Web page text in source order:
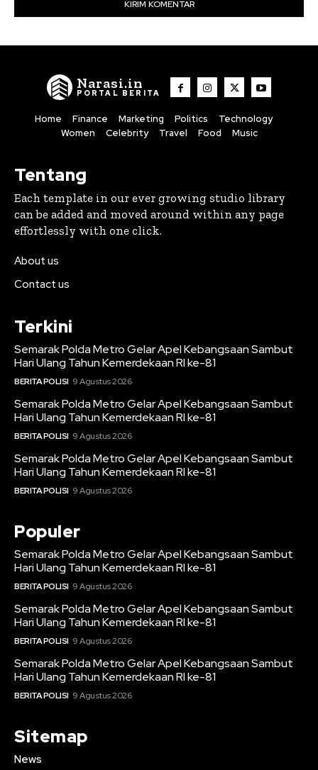
Narasi.in
PORTAL BERITA
Home Finance Marketing Politics
Technology
Women
Celebrity Travel Food Music
Tentang
Each template in our ever growing studio library
can be added and moved around within any page
effortlessly with one click.
About us
Contact us
Terkini
Semarak Polda Metro Gelar Apel Kebangsaan Sambut
Hari Ulang Tahun Kemerdekaan RI ke-81
BERITA POLISI 9 Agustus 2026
Semarak Polda Metro Gelar Apel Kebangsaan Sambut
Hari Ulang Tahun Kemerdekaan RI ke-81
BERITA POLISI 9 Agustus 2026
Semarak Polda Metro Gelar Apel Kebangsaan Sambut
Hari Ulang Tahun Kemerdekaan RI ke-81
BERITA POLISI 9 Agustus 2026
Populer
Semarak Polda Metro Gelar Apel Kebangsaan Sambut
Hari Ulang Tahun Kemerdekaan RI ke-81
BERITA POLISI 9 Agustus 2026
Semarak Polda Metro Gelar Apel Kebangsaan Sambut
Hari Ulang Tahun Kemerdekaan RI ke-81
BERITA POLISI 9 Agustus 2026
Semarak Polda Metro Gelar Apel Kebangsaan Sambut
Hari Ulang Tahun Kemerdekaan RI ke-81
BERITA POLISI 9 Agustus 2026
Sitemap
News